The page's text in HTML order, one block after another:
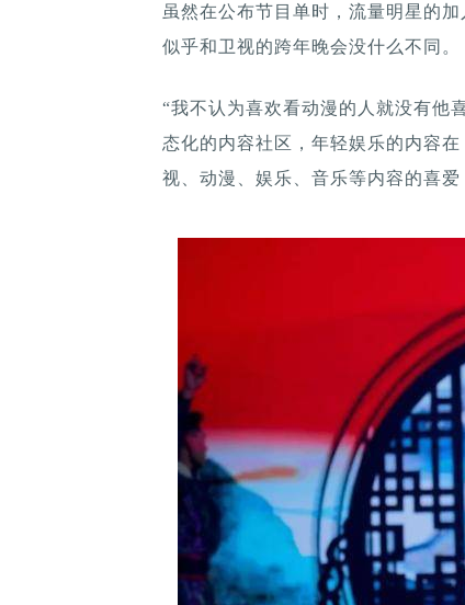
虽然在公布节目单时，流量明星的
似乎和卫视的跨年晚会没什么不同。
“我不认为喜欢看动漫的人就没有他
态化的内容社区，年轻娱乐的内容
视、动漫、娱乐、音乐等内容的喜